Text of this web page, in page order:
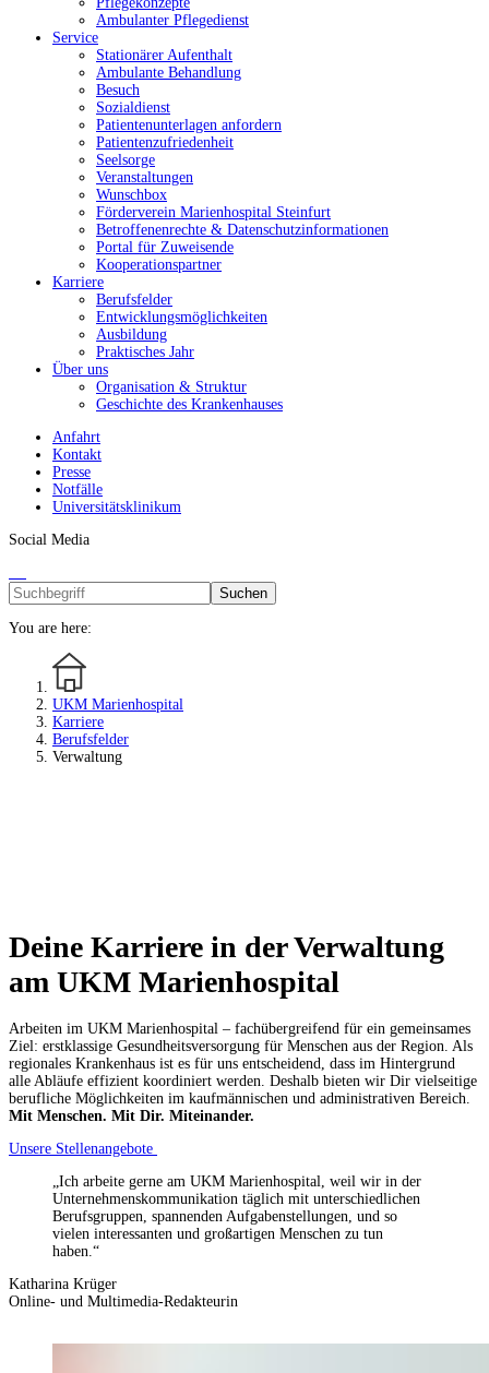
Ambulanter Pflegedienst
Service
Stationärer Aufenthalt
Ambulante Behandlung
Besuch
Sozialdienst
Patientenunterlagen anfordern
Patientenzufriedenheit
Seelsorge
Veranstaltungen
Wunschbox
Förderverein Marienhospital Steinfurt
Betroffenenrechte & Datenschutzinformationen
Portal für Zuweisende
Kooperationspartner
Karriere
Berufsfelder
Entwicklungsmöglichkeiten
Ausbildung
Praktisches Jahr
Über uns
Organisation & Struktur
Geschichte des Krankenhauses
Anfahrt
Kontakt
Presse
Notfälle
Universitätsklinikum
Social Media
Suchen
You are here:
UKM Marienhospital
Karriere
Berufsfelder
Verwaltung
Deine Karriere in der Verwaltung
am UKM Marienhospital
Arbeiten im UKM Marienhospital – fachübergreifend für ein gemeinsames
Ziel: erstklassige Gesundheitsversorgung für Menschen aus der Region. Als
regionales Krankenhaus ist es für uns entscheidend, dass im Hintergrund
alle Abläufe effizient koordiniert werden. Deshalb bieten wir Dir vielseitige
berufliche Möglichkeiten im kaufmännischen und administrativen Bereich.
Mit Menschen. Mit Dir. Miteinander.
Unsere Stellenangebote
„Ich arbeite gerne am UKM Marienhospital, weil wir in der
Unternehmenskommunikation täglich mit unterschiedlichen
Berufsgruppen, spannenden Aufgabenstellungen, und so
vielen interessanten und großartigen Menschen zu tun
haben.“
Katharina Krüger
Online- und Multimedia-Redakteurin